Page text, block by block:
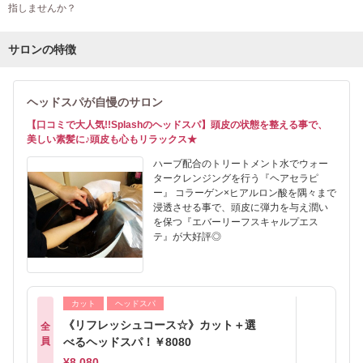
指しませんか？
サロンの特徴
ヘッドスパが自慢のサロン
【口コミで大人気!!Splashのヘッドスパ】頭皮の状態を整える事で、
美しい素髪に♪頭皮も心もリラックス★
ハーブ配合のトリートメント水でウォー
タークレンジングを行う『ヘアセラピ
ー』 コラーゲン×ヒアルロン酸を隅々まで
浸透させる事で、頭皮に弾力を与え潤い
を保つ『エバーリーフスキャルプエス
テ』が大好評◎
全
員
カット ヘッドスパ
《リフレッシュコース☆》カット＋選
べるヘッドスパ！￥8080